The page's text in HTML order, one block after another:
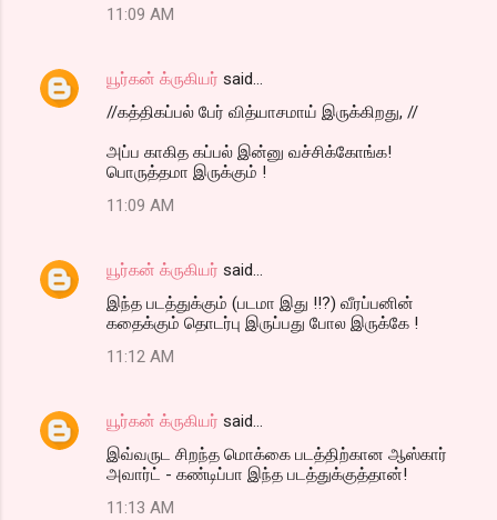
11:09 AM
யூர்கன் க்ருகியர் said…
//கத்திகப்பல் பேர் வித்யாசமாய் இருக்கிறது, //
அப்ப காகித கப்பல் இன்னு வச்சிக்கோங்க!
பொருத்தமா இருக்கும் !
11:09 AM
யூர்கன் க்ருகியர் said…
இந்த படத்துக்கும் (படமா இது !!?) வீரப்பனின்
கதைக்கும் தொடர்பு இருப்பது போல இருக்கே !
11:12 AM
யூர்கன் க்ருகியர் said…
இவ்வருட சிறந்த மொக்கை படத்திற்கான ஆஸ்கார்
அவார்ட் - கண்டிப்பா இந்த படத்துக்குத்தான்!
11:13 AM